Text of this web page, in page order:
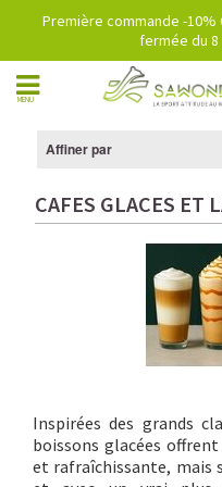
Première commande -10%
fermée du 8
MENU
Affiner par
CAFES GLACES ET
Inspirées des grands
boissons glacées
et rafraîchissante, mais